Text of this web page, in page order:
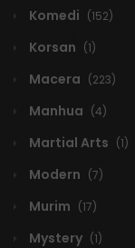
Komedi (152)
Korsan (1)
Macera (223)
Manhua (4)
Martial Arts (1)
Modern (7)
Murim (17)
Mystery (1)